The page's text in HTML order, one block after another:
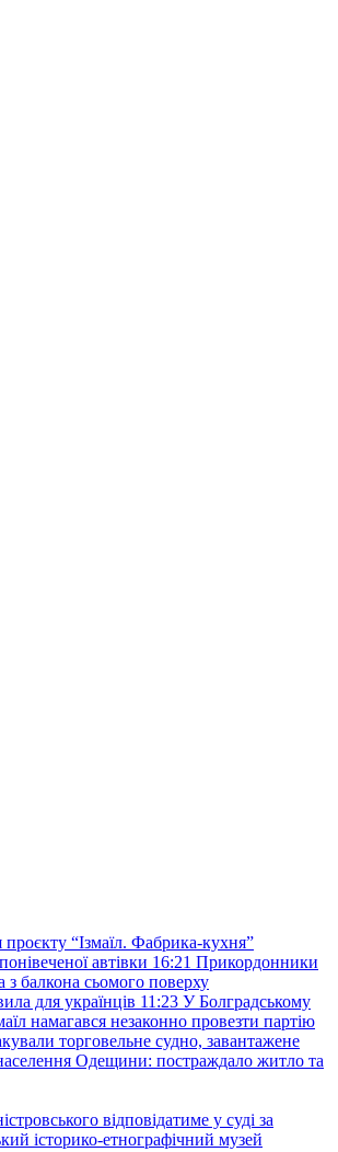
проєкту “Ізмаїл. Фабрика-кухня”
автівки 16:21 Прикордонники
балкона сьомого поверху
для українців 11:23 У Болградському
намагався незаконно провезти партію
торговельне судно, завантажене
Одещини: постраждало житло та
відповідатиме у суді за
історико-етнографічний музей